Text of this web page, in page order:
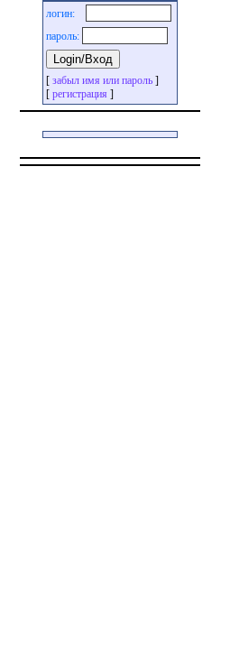
логин:
пароль:
[ забыл имя или пароль ]
[ регистрация ]